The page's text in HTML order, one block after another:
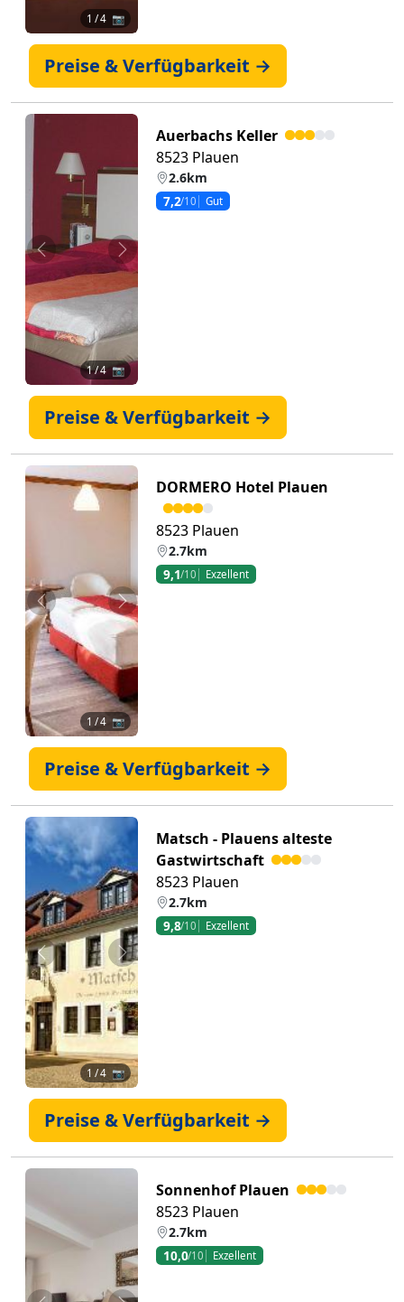
1 / 4 📷
Preise & Verfügbarkeit →
Zurück Weiter
1/ 4 📷
Auerbachs Keller
8523 Plauen
2.6km
7,2/10 Gut
Preise & Verfügbarkeit →
Zurück Weiter
1 / 4 📷
DORMERO Hotel Plauen
8523 Plauen
2.7km
9,1/10 Exzellent
Preise & Verfügbarkeit →
Zurück Weiter
1 / 4 📷
Matsch - Plauens alteste
Gastwirtschaft
8523 Plauen
2.7km
9,8/10 Exzellent
Preise & Verfügbarkeit →
Sonnenhof Plauen
8523 Plauen
2.7km
10,0/10 Exzellent